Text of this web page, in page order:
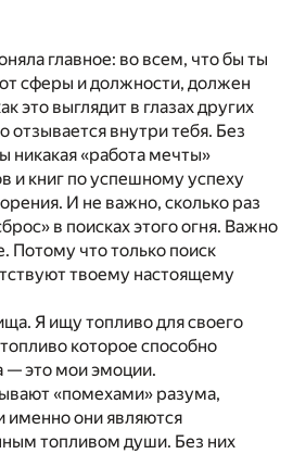
главное: во всем, что бы ты
сферы и должности, должен
это выглядит в глазах других
отзывается внутри тебя. Без
никакая «работа мечты»
и книг по успешному успеху
И не важно, сколько раз
в поисках этого огня. Важно
Потому что только поиск
твоему настоящему
Я ищу топливо для своего
которое способно
— это мои эмоции.
«помехами» разума,
именно они являются
топливом души. Без них